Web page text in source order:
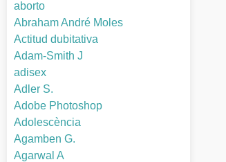
aborto
Abraham André Moles
Actitud dubitativa
Adam-Smith J
adisex
Adler S.
Adobe Photoshop
Adolescència
Agamben G.
Agarwal A